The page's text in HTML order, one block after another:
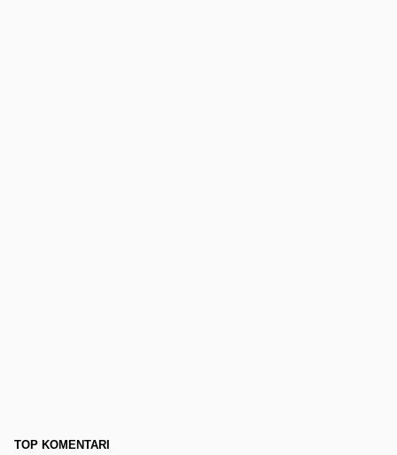
TOP KOMENTARI